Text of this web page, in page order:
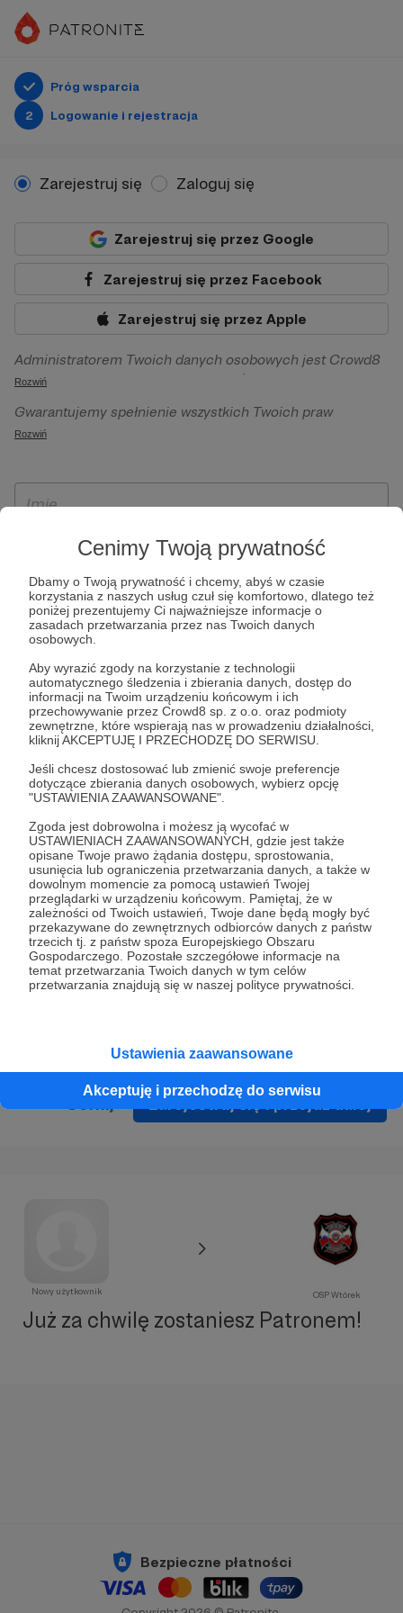
Cenimy Twoją prywatność
Dbamy o Twoją prywatność i chcemy, abyś w czasie
korzystania z naszych usług czuł się komfortowo, dlatego też
poniżej prezentujemy Ci najważniejsze informacje o
zasadach przetwarzania przez nas Twoich danych
osobowych.
Aby wyrazić zgody na korzystanie z technologii
automatycznego śledzenia i zbierania danych, dostęp do
informacji na Twoim urządzeniu końcowym i ich
przechowywanie przez Crowd8 sp. z o.o. oraz podmioty
zewnętrzne, które wspierają nas w prowadzeniu działalności,
kliknij AKCEPTUJĘ I PRZECHODZĘ DO SERWISU.
Jeśli chcesz dostosować lub zmienić swoje preferencje
dotyczące zbierania danych osobowych, wybierz opcję
"USTAWIENIA ZAAWANSOWANE".
Zgoda jest dobrowolna i możesz ją wycofać w
USTAWIENIACH ZAAWANSOWANYCH, gdzie jest także
opisane Twoje prawo żądania dostępu, sprostowania,
usunięcia lub ograniczenia przetwarzania danych, a także w
dowolnym momencie za pomocą ustawień Twojej
przeglądarki w urządzeniu końcowym. Pamiętaj, że w
zależności od Twoich ustawień, Twoje dane będą mogły być
przekazywane do zewnętrznych odbiorców danych z państw
trzecich tj. z państw spoza Europejskiego Obszaru
Gospodarczego. Pozostałe szczegółowe informacje na
temat przetwarzania Twoich danych w tym celów
przetwarzania znajdują się w naszej polityce prywatności.
Ustawienia zaawansowane
Akceptuję i przechodzę do serwisu
Próg wsparcia
2
Logowanie i rejestracja
Zarejestruj się Zaloguj się
Zarejestruj się przez Google
Zarejestruj się przez Facebook
Zarejestruj się przez Apple
Administratorem Twoich danych osobowych jest Crowd8
sp. z o.o. z siedziba w Warszawie, ul. Żwirki i Wigury 16, 02-
092 Warszawa. Twoje dane osobowe będą przetwarzane w
szczególności w celu wykonania umowy zawartej z Tobą, w
Patronite.pl, w tym możliwości dokonywania oraz
otrzymywania wsparcia na naszej platformie oraz
Rozwiń
Gwarantujemy spełnienie wszystkich Twoich praw
wynikających z ogólnego rozporządzenia o ochronie
ich przenoszenia, niepodlegania zautomatyzowanemu
wyrażenia sprzeciwu wobec przetwarzania Twoich danych
osobowych. Rejestracja dla osób niepełnoletnich możliwa
jest po przekazaniu podpisanego formularza "Zgodna na
założenie konta przez osobę niepełnoletnią", formularz
dostępny jest na stronie regulaminu Patronite.pl.
Rozwiń
* Zapoznałem się i akceptujęRegulaminserwisu oraz
* Wyrażam zgodę na przetwarzanie moich danych
osobowych podanych w formularzu rejestracyjnym w celu
prawidłowego świadczenia usług serwisu Patronite.
Wyrażam zgodę na otrzymywanie drogą elektroniczną
informacji handlowych - newslettera. Opcja ta może zostać
zmieniona w ustawieniach konta.
Zarejestruj się i przejdź dalej
Nowy użytkownik OSP Wtórek
Już za chwilę zostaniesz Patronem!
Bezpieczne płatności